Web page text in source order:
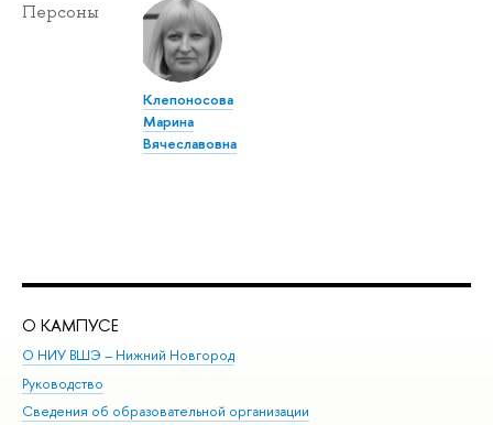
Персоны
Клепоносова
Марина
Вячеславовна
О КАМПУСЕ
О НИУ ВШЭ – Нижний Новгород
Руководство
Сведения об образовательной организации